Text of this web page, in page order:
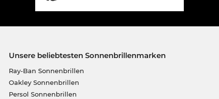
Unsere beliebtesten Sonnenbrillenmarken
Ray-Ban Sonnenbrillen
Oakley Sonnenbrillen
Persol Sonnenbrillen